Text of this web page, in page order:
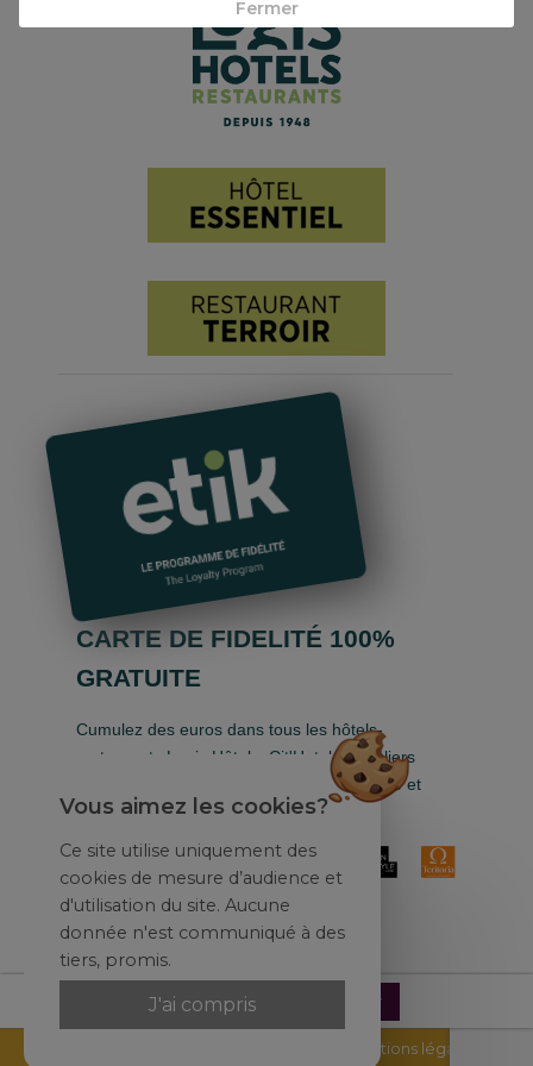
CARTE DE FIDELITÉ 100%
GRATUITE
Cumulez des euros dans tous les hôtels-
restaurants Logis Hôtels, Cit'Hotel, Singuliers
Hôtels, Demeures & Châteaux, Urban Style et
Auberge de Pays.
Réserver
Mentions légales
Vous aimez les cookies?
Ce site utilise uniquement des
cookies de mesure d’audience et
d'utilisation du site. Aucune
donnée n'est communiqué à des
tiers, promis.
J'ai compris
Fermer